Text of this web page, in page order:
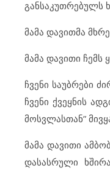
განსაკუთრებულს
მამა დავითმა
მამა დავითი
ჩვენი საუბრები
ჩვენი ქვეყნის
მოსვლასთან”
მამა დავითი
დასასრული